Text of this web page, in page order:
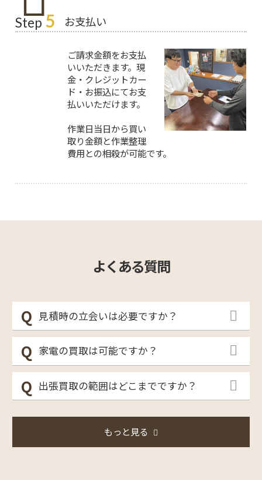
Step 5 お支払い
ご請求金額をお支払
いいただきます。現
金・クレジットカー
ド・お振込にてお支
払いいただけます。
作業日当日から買い
取り金額と作業整理
費用との相殺が可能です。
よくある質問
見積時の立会いは必要ですか？
家電の買取は可能ですか？
出張買取の範囲はどこまでですか？
もっと見る